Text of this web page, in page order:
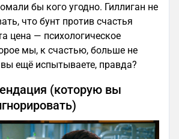
бы кого угодно. Гиллиган не
что бунт против счастья
цена — психологическое
мы, к счастью, больше не
ещё испытываете, правда?
(которую вы